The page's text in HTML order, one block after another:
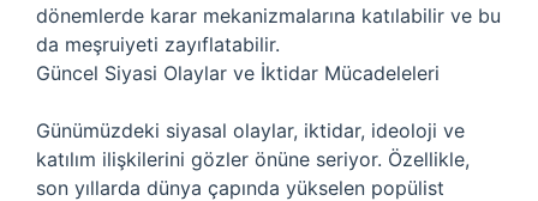
dönemlerde karar mekanizmalarına katılabilir ve bu
da meşruiyeti zayıflatabilir.
Güncel Siyasi Olaylar ve İktidar Mücadeleleri
Günümüzdeki siyasal olaylar, iktidar, ideoloji ve
katılım ilişkilerini gözler önüne seriyor. Özellikle,
son yıllarda dünya çapında yükselen popülist